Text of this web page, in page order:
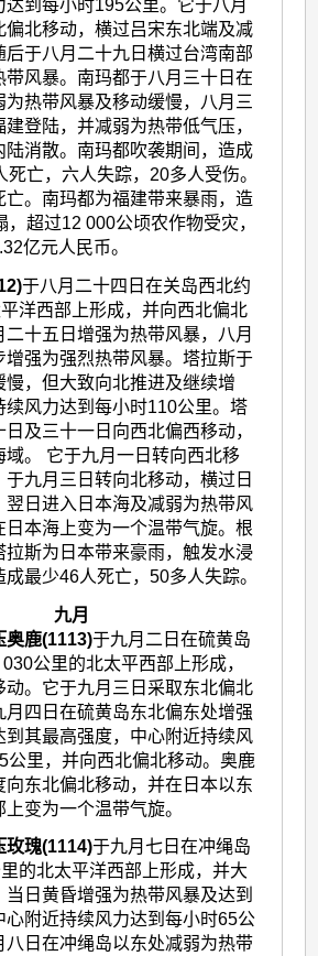
到每小时195公里。它于八月
偏北移动，横过吕宋东北端及减
后于八月二十九日横过台湾南部
带风暴。南玛都于八月三十日在
为热带风暴及移动缓慢，八月三
登陆，并减弱为热带低气压，
陆消散。南玛都吹袭期间，造成
死亡，六人失踪，20多人受伤。
亡。南玛都为福建带来暴雨，造
，超过12 000公顷农作物受灾，
亿元人民币。
于八月二十四日在关岛西北约
洋西部上形成，并向西北偏北
十五日增强为热带风暴，八月
增强为强烈热带风暴。塔拉斯于
慢，但大致向北推进及继续增
续风力达到每小时110公里。塔
及三十一日向西北偏西移动，
域。 它于九月一日转向西北移
九月三日转向北移动，横过日
翌日进入日本海及减弱为热带风
日本海上变为一个温带气旋。根
拉斯为日本带来豪雨，触发水浸
最少46人死亡，50多人失踪。
九月
鹿(1113)于九月二日在硫黄岛
公里的北太平西部上形成，
动。它于九月三日采取东北偏北
月四日在硫黄岛东北偏东处增强
到其最高强度，中心附近持续风
公里，并向西北偏北移动。奥鹿
向东北偏北移动，并在日本以东
变为一个温带气旋。
瑰(1114)于九月七日在冲绳岛
的北太平洋西部上形成，并大
日黄昏增强为热带风暴及达到
心附近持续风力达到每小时65公
八日在冲绳岛以东处减弱为热带